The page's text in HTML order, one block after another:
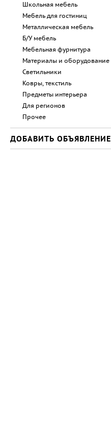
Школьная мебель
Мебель для гостиниц
Металлическая мебель
Б/У мебель
Мебельная фурнитура
Материалы и оборудование
Светильники
Ковры, текстиль
Предметы интерьера
Для регионов
Прочее
ДОБАВИТЬ ОБЪЯВЛЕНИЕ